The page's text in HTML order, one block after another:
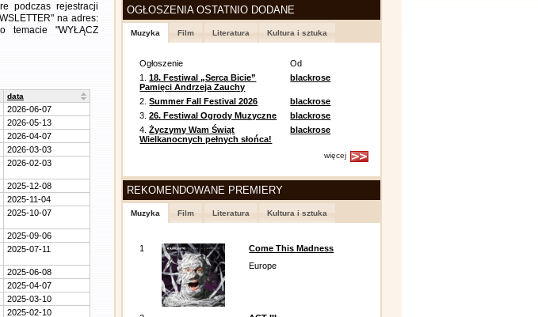
podczas rejestracji
na adres:
temacie "WYŁĄCZ
data
2026-06-07
2026-05-13
2026-04-07
2026-03-03
2026-02-03
2025-12-08
2025-11-04
2025-10-07
2025-09-06
2025-07-11
2025-06-08
2025-04-07
2025-03-10
2025-02-10
OGŁOSZENIA OSTATNIO DODANE
Muzyka Film Literatura Kultura i sztuka
Ogłoszenie
Od
1.18. Festiwal „Serca Bicie”
Pamięci Andrzeja Zauchy
blackrose
2.Summer Fall Festival 2026
blackrose
3.26. Festiwal Ogrody Muzyczne
blackrose
4.Życzymy Wam Świąt
Wielkanocnych pełnych słońca!
blackrose
więcej
REKOMENDOWANE PREMIERY
Muzyka Film Literatura Kultura i sztuka
1
Come This Madness
Europe